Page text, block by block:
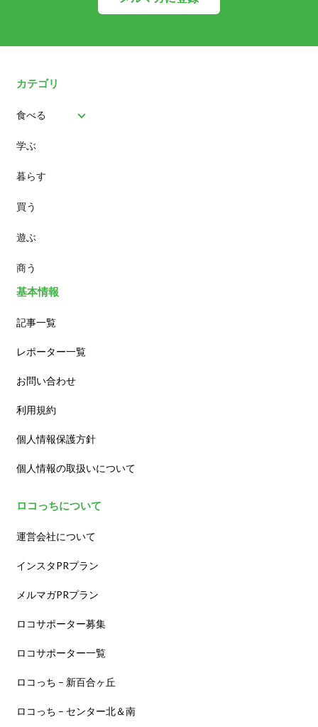
カテゴリ
食べる
パン
スイーツ
ランチ
カフェ
学ぶ
暮らす
買う
遊ぶ
商う
基本情報
記事一覧
レポーター一覧
お問い合わせ
利用規約
個人情報保護方針
個人情報の取扱いについて
ロコっちについて
運営会社について
インスタPRプラン
メルマガPRプラン
ロコサポーター募集
ロコサポーター一覧
ロコっち – 新百合ヶ丘
ロコっち – センター北＆南